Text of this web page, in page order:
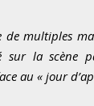
de multiples
sur la scène
au « jour